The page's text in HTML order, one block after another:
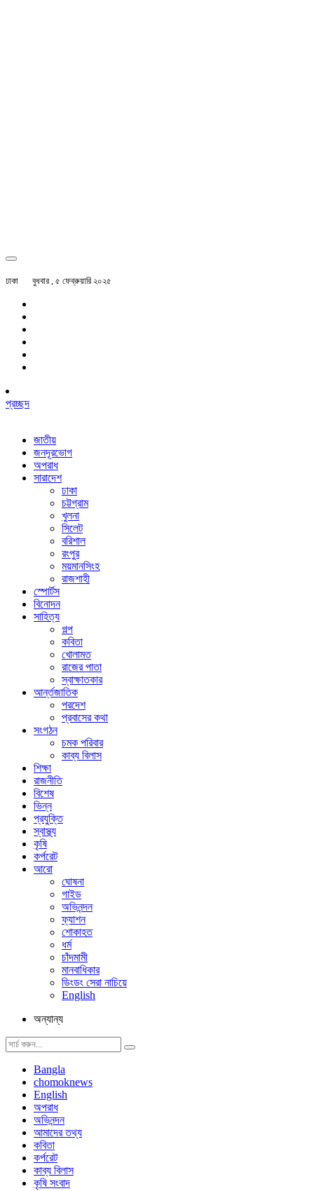
ঢাকা বুধবার , ৫ ফেব্রুয়ারি ২০২৫
প্রচ্ছদ
জাতীয়
জনদূরভোগ
অপরাধ
সারাদেশ
ঢাকা
চট্টগ্রাম
খুলনা
সিলেট
বরিশাল
রংপুর
ময়মানসিংহ
রাজশাহী
স্পোর্টস
বিনোদন
সাহিত্য
গল্প
কবিতা
খোলামত
রাজের পাতা
স্বাক্ষাতকার
আর্ন্তজাতিক
পরদেশ
প্রবাসের কথা
সংগঠন
চমক পরিবার
কাব্য বিলাস
শিক্ষা
রাজনীতি
বিশেষ
ভিন্ন
প্রযুক্তি
স্বাস্থ্য
কৃষি
কর্পরেট
আরো
ঘোষনা
গাইড
অভিনন্দন
ফ্যাশন
শোকাহত
ধর্ম
চাঁদমামী
মানবাধিকার
ডিংডং সেরা নাচিয়ে
English
অন্যান্য
Bangla
chomoknews
English
অপরাধ
অভিনন্দন
আমাদের তথ্য
কবিতা
কর্পরেট
কাব্য বিলাস
কৃষি সংবাদ